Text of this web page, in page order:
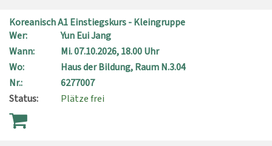
Koreanisch A1 Einstiegskurs - Kleingruppe
Wer:
Yun Eui Jang
Wann:
Mi.07.10.2026, 18.00 Uhr
Wo:
Haus der Bildung, Raum N.3.04
Nr.:
6277007
Status:
Plätze frei